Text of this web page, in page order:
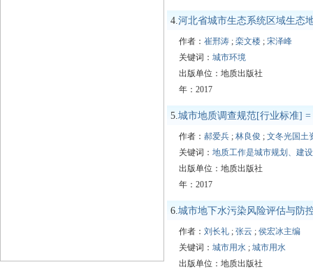
4.河北省城市生态系统区域生态
作者： 崔邢涛 ; 栾文楼 ; 宋泽峰
关键词： 城市环境
出版单位：地质出版社
年：2017
5.城市地质调查规范[行业标准] =
作者： 郝爱兵 ; 林良俊 ; 文冬光国土
关键词： 地质工作是城市规划、建
出版单位：地质出版社
年：2017
6.城市地下水污染风险评估与防
作者： 刘长礼 ; 张云 ; 侯宏冰主编
关键词： 城市用水 ; 城市用水
出版单位：地质出版社